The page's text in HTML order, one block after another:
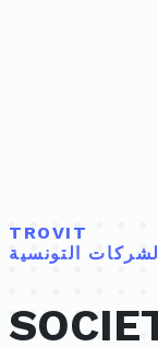
TROVIT
التونسية